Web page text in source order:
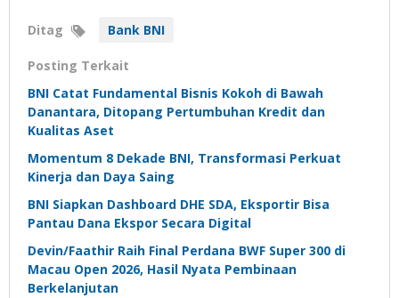
Ditag Bank BNI
Posting Terkait
BNI Catat Fundamental Bisnis Kokoh di Bawah
Danantara, Ditopang Pertumbuhan Kredit dan
Kualitas Aset
Momentum 8 Dekade BNI, Transformasi Perkuat
Kinerja dan Daya Saing
BNI Siapkan Dashboard DHE SDA, Eksportir Bisa
Pantau Dana Ekspor Secara Digital
Devin/Faathir Raih Final Perdana BWF Super 300 di
Macau Open 2026, Hasil Nyata Pembinaan
Berkelanjutan